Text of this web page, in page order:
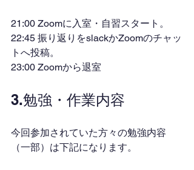
21:00 Zoomに入室・自習スタート。
22:45 振り返りをslackかZoomのチャッ
トへ投稿。
23:00 Zoomから退室
3.勉強・作業内容
今回参加されていた方々の勉強内容
（一部）は下記になります。